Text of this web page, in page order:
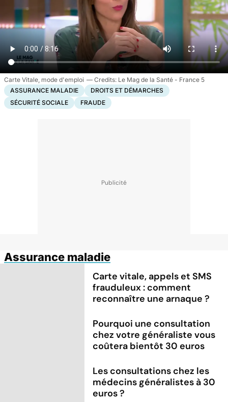
Carte Vitale, mode d'emploi
Le Mag de la Santé - France 5
ASSURANCE MALADIE
DROITS ET DÉMARCHES
SÉCURITÉ SOCIALE
FRAUDE
Assurance maladie
Carte vitale, appels et SMS
frauduleux : comment
reconnaître une arnaque ?
Pourquoi une consultation
chez votre généraliste vous
coûtera bientôt 30 euros
Les consultations chez les
médecins généralistes à 30
euros ?